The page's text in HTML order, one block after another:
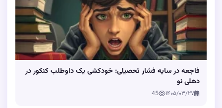
فاجعه در سایه فشار تحصیلی: خودکشی یک داوطلب کنکور در
دهلی نو
۱۴۰۵/۰۳/۲۷ 45